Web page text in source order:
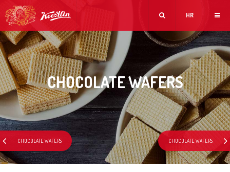
HR
CHOCOLATE WAFERS